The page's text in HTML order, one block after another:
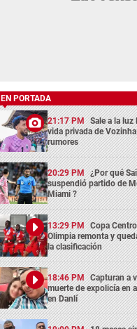
EN PORTADA
21:17 PM Sale a la luz
vida privada de
rumores
20:29 PM ¿Por qué
suspendió partido de
Miami ?
13:29 PM Copa
Olimpia remonta y
la clasificación
18:46 PM Capturan a
muerte de expolicía en
en Danlí